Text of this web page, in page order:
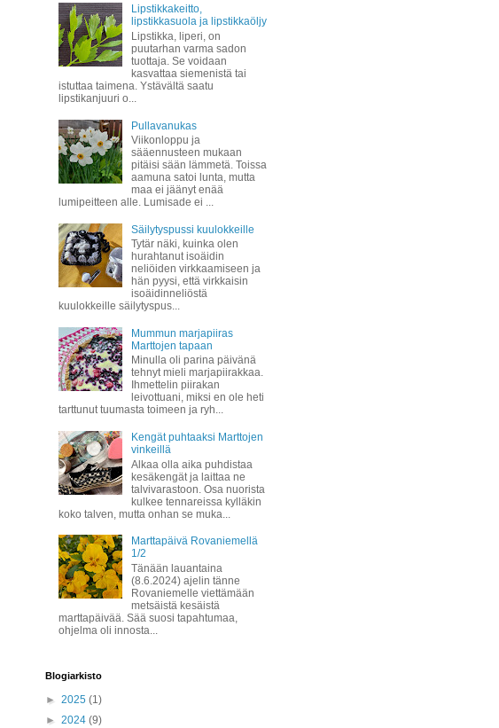
Lipstikkakeitto,
lipstikkasuola ja lipstikkaöljy
Lipstikka, liperi, on
puutarhan varma sadon
tuottaja. Se voidaan
kasvattaa siemenistä tai
istuttaa taimena. Ystävältä saatu
lipstikanjuuri o...
Pullavanukas
Viikonloppu ja
sääennusteen mukaan
pitäisi sään lämmetä. Toissa
aamuna satoi lunta, mutta
maa ei jäänyt enää
lumipeitteen alle. Lumisade ei ...
Säilytyspussi kuulokkeille
Tytär näki, kuinka olen
hurahtanut isoäidin
neliöiden virkkaamiseen ja
hän pyysi, että virkkaisin
isoäidinneliöstä
kuulokkeille säilytyspus...
Mummun marjapiiras
Marttojen tapaan
Minulla oli parina päivänä
tehnyt mieli marjapiirakkaa.
Ihmettelin piirakan
leivottuani, miksi en ole heti
tarttunut tuumasta toimeen ja ryh...
Kengät puhtaaksi Marttojen
vinkeillä
Alkaa olla aika puhdistaa
kesäkengät ja laittaa ne
talvivarastoon. Osa nuorista
kulkee tennareissa kylläkin
koko talven, mutta onhan se muka...
Marttapäivä Rovaniemellä
1/2
Tänään lauantaina
(8.6.2024) ajelin tänne
Rovaniemelle viettämään
metsäistä kesäistä
marttapäivää. Sää suosi tapahtumaa,
ohjelma oli innosta...
Blogiarkisto
► 2025 (1)
► 2024 (9)